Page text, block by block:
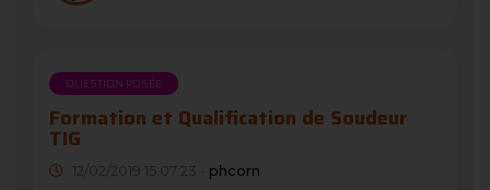
QUESTION POSÉE
Formation et Qualification de Soudeur
TIG
12/02/2019 15:07:23 - phcorn